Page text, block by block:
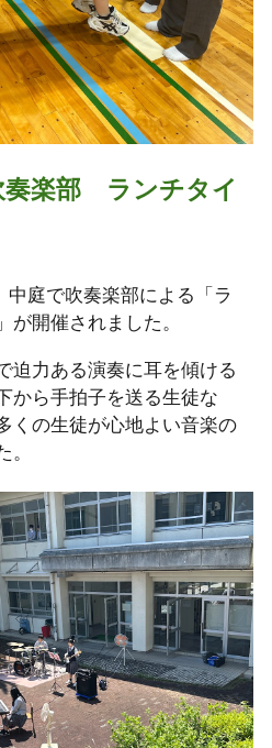
楽部 ランチタイ
中庭で吹奏楽部による「ラ
開催されました。
迫力ある演奏に耳を傾ける
から手拍子を送る生徒な
くの生徒が心地よい音楽の